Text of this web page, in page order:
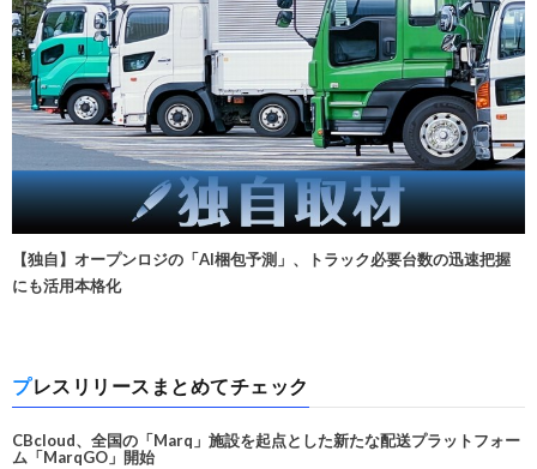
【独自】オープンロジの「AI梱包予測」、トラック必要台数の迅速把握
にも活用本格化
プレスリリースまとめてチェック
CBcloud、全国の「Marq」施設を起点とした新たな配送プラットフォー
ム「MarqGO」開始